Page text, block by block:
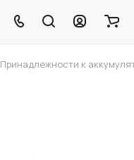
Принадлежности к